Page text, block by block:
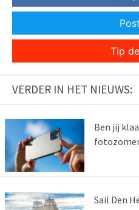
Tip
VERDER IN HET NIEUWS:
Ben jij
Sail Den